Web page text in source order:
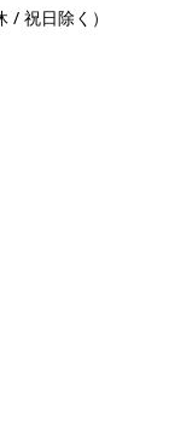
/ 祝日除く）